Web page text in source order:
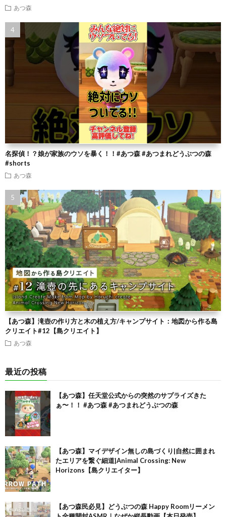
あつ森
名探偵！？娘が家族のウソを暴く！！#あつ森 #あつまれどうぶつの森
#shorts
あつ森
【あつ森】滝壺の作り方と木の植え方/キャンプサイト：地図から作る島
クリエイト#12【島クリエイト】
あつ森
最近の投稿
【あつ森】任天堂公式からの突然のサプライズきた
ぁ〜！！ #あつ森 #あつまれどうぶつの森
【あつ森】マイデザイン無しの島づくり|自然に囲まれ
たエリアを繋ぐ細道|Animal Crossing: New
Horizons【島クリエイター】
【あつ森民必見】どうぶつの森 Happy Roomリーメン